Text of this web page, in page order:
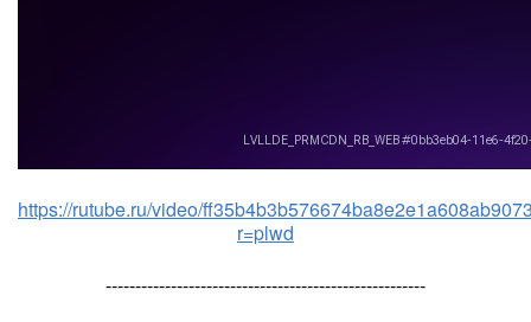
https://rutube.ru/video/
r=plwd
------------------------------------------------------